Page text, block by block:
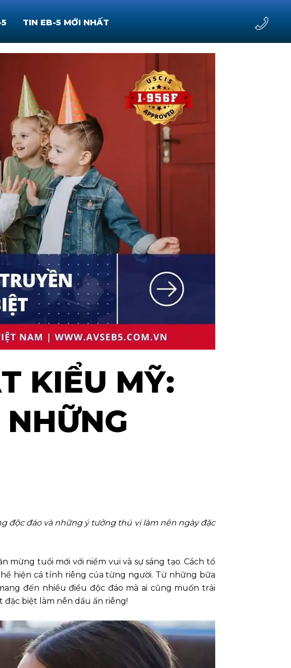
TIN EB-5 MỚI NHẤT
KIỂU MỸ:
độc đáo và những ý tưởng thú vị làm nên ngày đặc
tuổi mới với niềm vui và sự sáng tạo. Cách tổ
hiện cá tính riêng của từng người. Từ những bữa
đến nhiều điều độc đáo mà ai cũng muốn trải
biệt làm nên dấu ấn riêng!